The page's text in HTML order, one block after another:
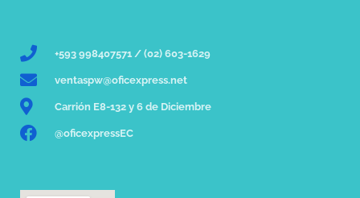
+593 998407571 / (02) 603-1629
ventaspw@oficexpress.net
Carrión E8-132 y 6 de Diciembre
@oficexpressEC